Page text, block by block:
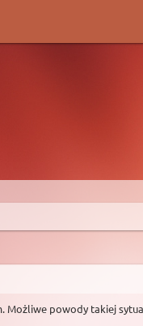
Możliwe powody takiej